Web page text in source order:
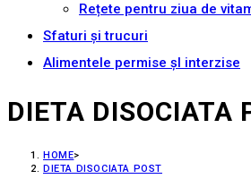
Rețete pentru ziua de
Sfaturi și trucuri
Alimentele permise șI interzise
DIETA DISOCIATA
HOME>
DIETA DISOCIATA POST